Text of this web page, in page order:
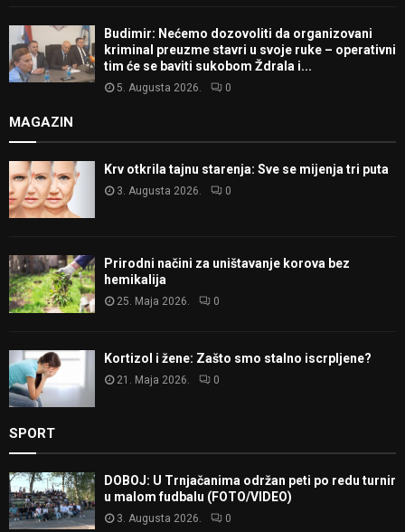
Budimir: Nećemo dozovoliti da organizovani
kriminal preuzme stavri u svoje ruke – operativni
tim će se baviti sukobom Ždrala i...
5. Augusta 2026. 0
MAGAZIN
Krv otkrila tajnu starenja: Sve se mijenja tri puta
3. Augusta 2026. 0
Prirodni načini za uništavanje korova bez
hemikalija
25. Maja 2026. 0
Kortizol i žene: Zašto smo stalno iscrpljene?
21. Maja 2026. 0
SPORT
DOBOJ: U Trnjačanima održan peti po redu turnir
u malom fudbalu (FOTO/VIDEO)
3. Augusta 2026. 0